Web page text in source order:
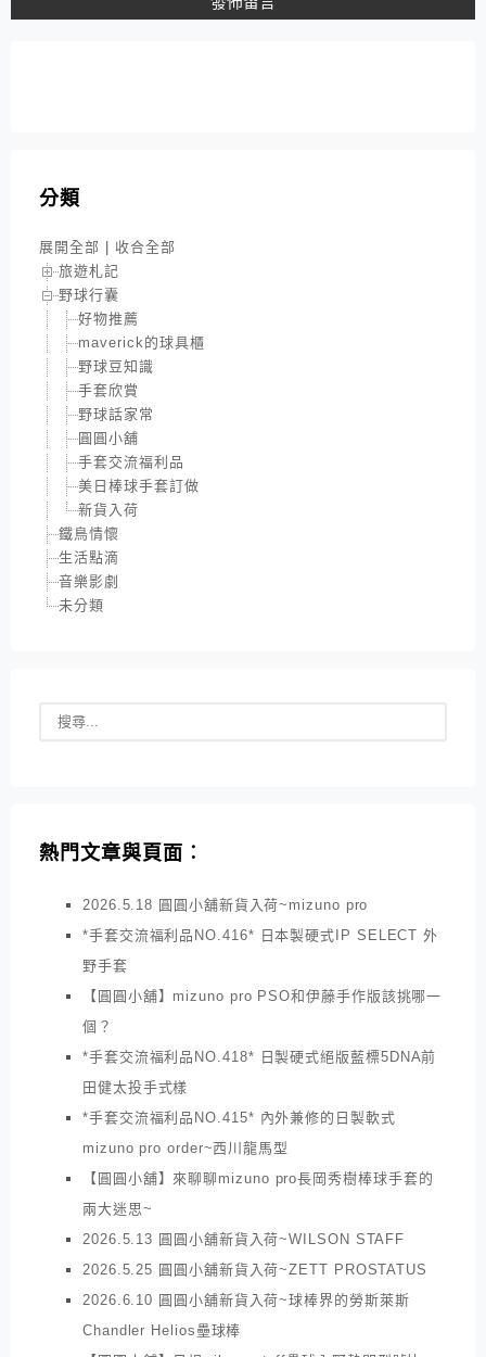
分類
展開全部
收合全部
旅遊札記
野球行囊
好物推薦
maverick的球具櫃
野球豆知識
手套欣賞
野球話家常
圓圓小舖
手套交流福利品
美日棒球手套訂做
新貨入荷
鐵鳥情懷
生活點滴
音樂影劇
未分類
熱門文章與頁面︰
2026.5.18 圓圓小舖新貨入荷~mizuno pro
*手套交流福利品NO.416* 日本製硬式IP SELECT 外
野手套
【圓圓小舖】mizuno pro PSO和伊藤手作版該挑哪一
個？
*手套交流福利品NO.418* 日製硬式絕版藍標5DNA前
田健太投手式樣
*手套交流福利品NO.415* 內外兼修的日製軟式
mizuno pro order~西川龍馬型
【圓圓小舖】來聊聊mizuno pro長岡秀樹棒球手套的
兩大迷思~
2026.5.13 圓圓小舖新貨入荷~WILSON STAFF
2026.5.25 圓圓小舖新貨入荷~ZETT PROSTATUS
2026.6.10 圓圓小舖新貨入荷~球棒界的勞斯萊斯
Chandler Helios壘球棒